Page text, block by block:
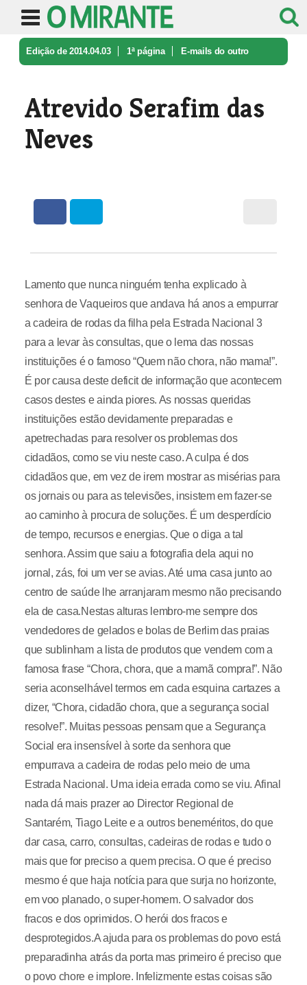
Edição de 2014.04.03 1ª página E-mails do outro
Atrevido Serafim das
Neves
Lamento que nunca ninguém tenha explicado à
senhora de Vaqueiros que andava há anos a empurrar
a cadeira de rodas da filha pela Estrada Nacional 3
para a levar às consultas, que o lema das nossas
instituições é o famoso “Quem não chora, não mama!”.
É por causa deste deficit de informação que acontecem
casos destes e ainda piores. As nossas queridas
instituições estão devidamente preparadas e
apetrechadas para resolver os problemas dos
cidadãos, como se viu neste caso. A culpa é dos
cidadãos que, em vez de irem mostrar as misérias para
os jornais ou para as televisões, insistem em fazer-se
ao caminho à procura de soluções. É um desperdício
de tempo, recursos e energias. Que o diga a tal
senhora. Assim que saiu a fotografia dela aqui no
jornal, zás, foi um ver se avias. Até uma casa junto ao
centro de saúde lhe arranjaram mesmo não precisando
ela de casa.Nestas alturas lembro-me sempre dos
vendedores de gelados e bolas de Berlim das praias
que sublinham a lista de produtos que vendem com a
famosa frase “Chora, chora, que a mamã compra!”. Não
seria aconselhável termos em cada esquina cartazes a
dizer, “Chora, cidadão chora, que a segurança social
resolve!”. Muitas pessoas pensam que a Segurança
Social era insensível à sorte da senhora que
empurrava a cadeira de rodas pelo meio de uma
Estrada Nacional. Uma ideia errada como se viu. Afinal
nada dá mais prazer ao Director Regional de
Santarém, Tiago Leite e a outros beneméritos, do que
dar casa, carro, consultas, cadeiras de rodas e tudo o
mais que for preciso a quem precisa. O que é preciso
mesmo é que haja notícia para que surja no horizonte,
em voo planado, o super-homem. O salvador dos
fracos e dos oprimidos. O herói dos fracos e
desprotegidos.A ajuda para os problemas do povo está
preparadinha atrás da porta mas primeiro é preciso que
o povo chore e implore. Infelizmente estas coisas são